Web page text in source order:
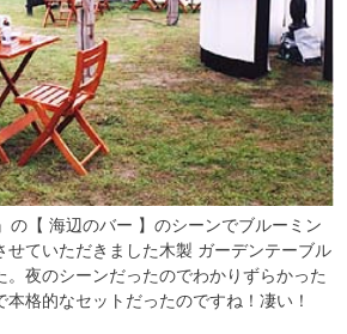
の【 海辺のバー 】のシーンでブルーミン
せていただきました木製 ガーデンテーブル
。夜のシーンだったのでわかりずらかった
格的なセットだったのですね！凄い！